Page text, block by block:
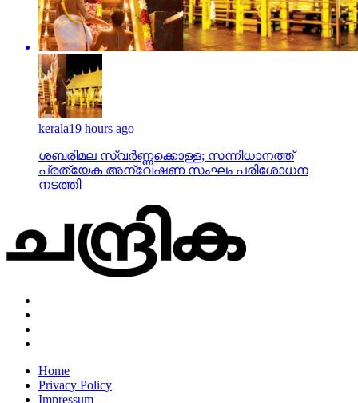
kerala19 hours ago
ശബരിമല സ്വര്‍ണ്ണക്കൊള്ള; സന്നിധാനത്ത്
പ്രത്യേക അന്വേഷണ സംഘം പരിശോധന
നടത്തി
Home
Privacy Policy
Impressum